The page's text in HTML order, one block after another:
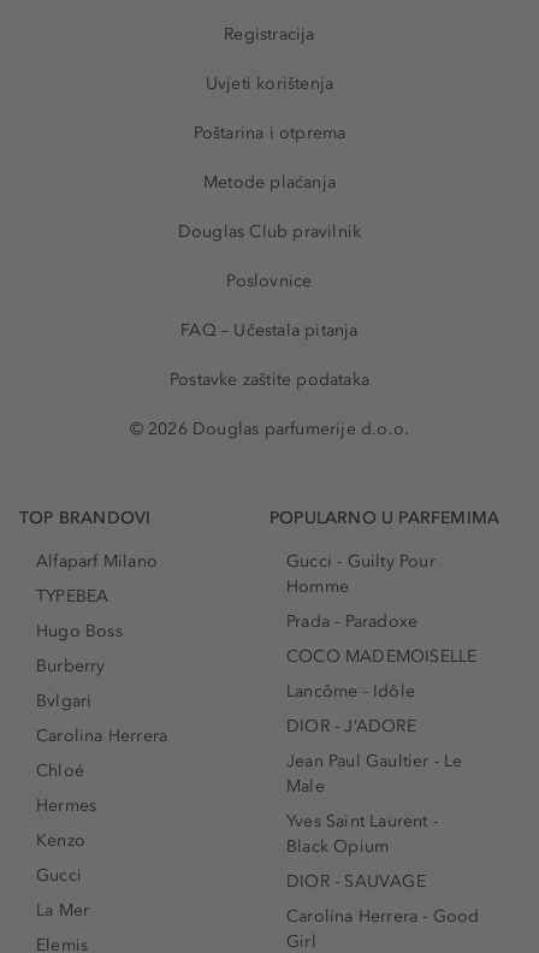
Registracija
Uvjeti korištenja
Poštarina i otprema
Metode plaćanja
Douglas Club pravilnik
Poslovnice
FAQ – Učestala pitanja
Postavke zaštite podataka
© 2026 Douglas parfumerije d.o.o.
TOP BRANDOVI
Alfaparf Milano
TYPEBEA
Hugo Boss
Burberry
Bvlgari
Carolina Herrera
Chloé
Hermes
Kenzo
Gucci
La Mer
Elemis
POPULARNO U PARFEMIMA
Gucci - Guilty Pour
Homme
Prada - Paradoxe
COCO MADEMOISELLE
Lancôme - Idôle
DIOR - J’ADORE
Jean Paul Gaultier - Le
Male
Yves Saint Laurent -
Black Opium
DIOR - SAUVAGE
Carolina Herrera - Good
Girl